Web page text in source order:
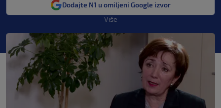
Dodajte N1 u omiljeni Google izvor
Više